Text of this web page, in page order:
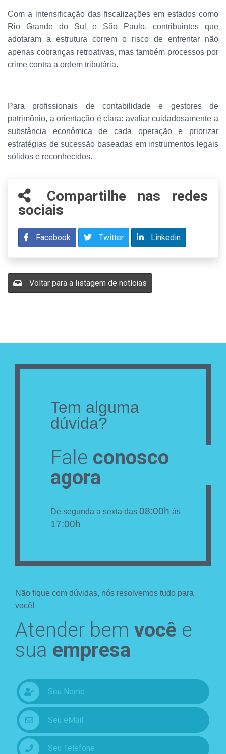
Com a intensificação das fiscalizações em estados como
Rio Grande do Sul e São Paulo, contribuintes que
adotaram a estrutura correm o risco de enfrentar não
apenas cobranças retroativas, mas também processos por
crime contra a ordem tributária.
Para profissionais de contabilidade e gestores de
patrimônio, a orientação é clara: avaliar cuidadosamente a
substância econômica de cada operação e priorizar
estratégias de sucessão baseadas em instrumentos legais
sólidos e reconhecidos.
Compartilhe nas redes
sociais
Facebook Twitter Linkedin
Voltar para a listagem de notícias
Tem alguma
dúvida?
Fale conosco
agora
De segunda a sexta das 08:00h às
17:00h
Não fique com dúvidas, nós resolvemos tudo para
você!
Atender bem você e
sua empresa